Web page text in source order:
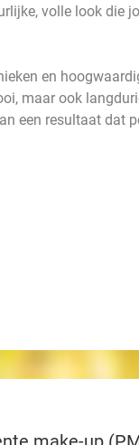
volle look die
en
maar ook
een resultaat dat